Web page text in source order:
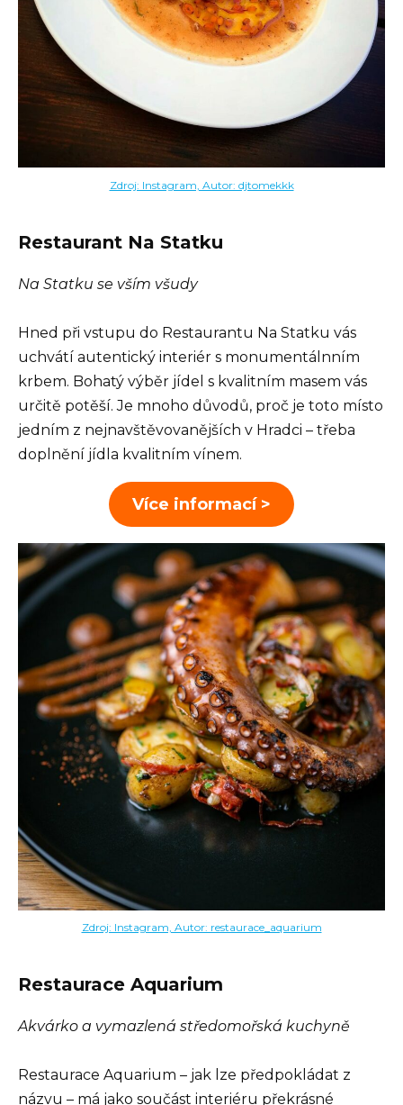
Zdroj: Instagram, Autor: djtomekkk
Restaurant Na Statku
Na Statku se vším všudy
Hned při vstupu do Restaurantu Na Statku vás
uchvátí autentický interiér s monumentálnním
krbem. Bohatý výběr jídel s kvalitním masem vás
určitě potěší. Je mnoho důvodů, proč je toto místo
jedním z nejnavštěvovanějších v Hradci – třeba
doplnění jídla kvalitním vínem.
Více informací >
Zdroj: Instagram, Autor: restaurace_aquarium
Restaurace Aquarium
Akvárko a vymazlená středomořská kuchyně
Restaurace Aquarium – jak lze předpokládat z
názvu – má jako součást interiéru překrásné